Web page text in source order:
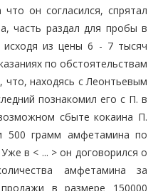
он согласился, спрятал
часть раздал для пробы в
исходя из цены 6 - 7 тысяч
по обстоятельствам
находясь с Леонтьевым
познакомил его с П. в
сбыте кокаина П.
500 грамм амфетамина по
в < ... > он договорился о
амфетамина за
в размере 150000